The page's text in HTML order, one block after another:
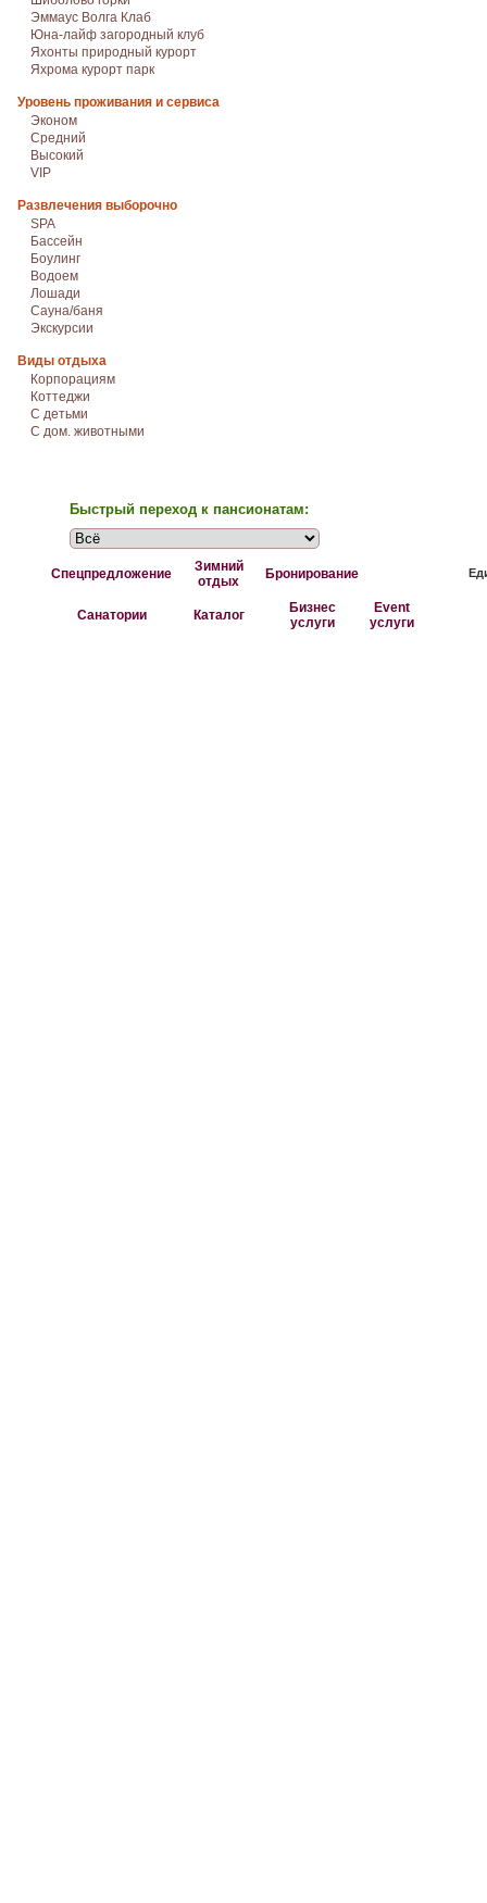
Эммаус Волга Клаб
Юна-лайф загородный клуб
Яхонты природный курорт
Яхрома курорт парк
Уровень проживания и сервиса
Эконом
Средний
Высокий
VIP
Развлечения выборочно
SPA
Бассейн
Боулинг
Водоем
Лошади
Сауна/баня
Экскурсии
Виды отдыха
Корпорациям
Коттеджи
С детьми
С дом. животными
Быстрый переход к пансионатам:
Спецпредложение
Зимний
отдых
Бронирование
Санатории Каталог
Бизнес
услуги
Event
услуги